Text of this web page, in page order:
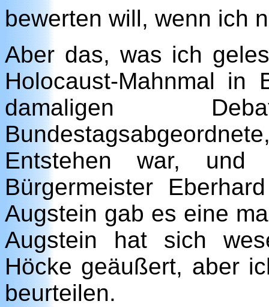
bewerten will, wenn ich
Aber das, was ich
Holocaust-Mahnmal
damaligen
Entstehen war, und
Bürgermeister
Augstein gab es eine
Augstein hat sich
Höcke geäußert, aber
beurteilen.